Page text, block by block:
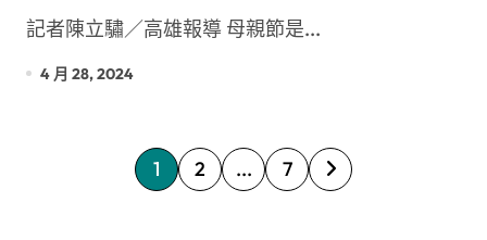
便當
記者陳立驌／高雄報導 母親節是...
4 月 28, 2024
文
1 2 ... 7